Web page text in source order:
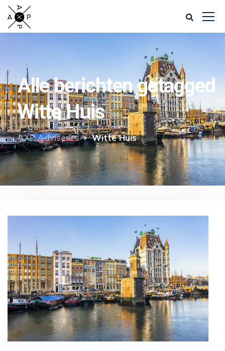
Alle berichten getagged
Witte Huis
AXP Adviseurs Witte Huis